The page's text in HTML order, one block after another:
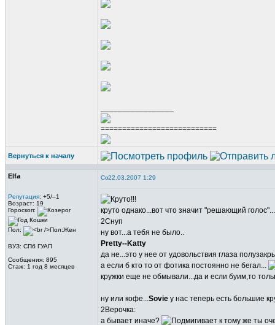
===========================
Вернуться к началу
Elfa
Репутация: +5/–1
Возраст: 19
Гороскоп:
Пол:
ВУЗ: СПб ГУАП
Сообщения: 895
Стаж: 1 год 8 месяцев
22.03.2007 1:29
круто однако...вот что значит "решающий голос"...
2Снуп
ну вот...а тебя не было..
Pretty--Katty
да не...это у нее от удовольствия глаза
а если б кто то от фотика постоянно не бегал...
кружки еще не обмывали...да и если буим,то
ну или кофе...Sovie у нас теперь есть большие
2Верочка:
а бывает иначе?
к тому же ты